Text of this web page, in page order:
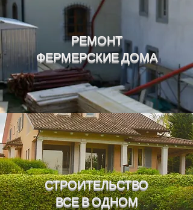
РЕМОНТ
ФЕРМЕРСКИЕ ДОМА
СТРОИТЕЛЬСТВО
ВСЕ В ОДНОМ